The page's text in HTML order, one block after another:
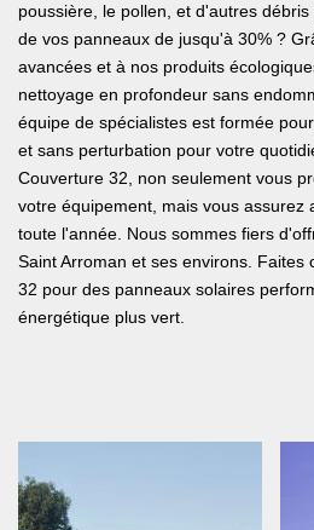
poussière, le pollen, et d'autres
de vos panneaux de jusqu'à 30% ?
avancées et à nos produits
nettoyage en profondeur sans
équipe de spécialistes est formée
et sans perturbation pour votre
Couverture 32, non seulement vous
votre équipement, mais vous assurez
toute l'année. Nous sommes fiers
Saint Arroman et ses environs. Faites
32 pour des panneaux solaires
énergétique plus vert.